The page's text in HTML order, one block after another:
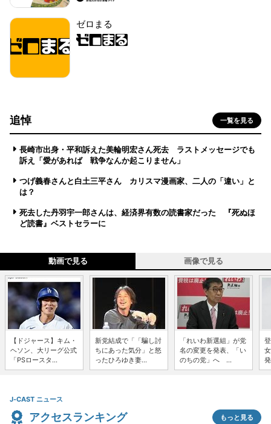
ゼロまる
追悼 一覧を見る
長崎市出身・平和訴えた美輪明宏さん死去 ラストメッセージでも
訴え「愛があれば 戦争なんか起こりません」
つげ義春さんと白土三平さん カリスマ漫画家、二人の「違い」と
は？
死去した丹羽宇一郎さんは、経済界有数の読書家だった 『死ぬほ
ど読書』ベストセラーに
動画で見る 画像で見る
【ドジャース】キム・
ヘソン、大リーグ公式
「PSロースタ...
新党結成で「「騙し討
ちにあった気分」と怒
ったひろゆき妻...
「れいわ新選組」が党
名の変更を発表、「い
のちの党」へ ...
J-CAST ニュース
アクセスランキング もっと見る